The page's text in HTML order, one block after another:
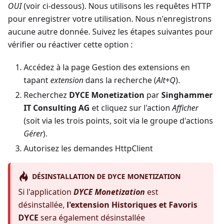
OUI(voir ci-dessous). Nous utilisons les requêtes HTTP
pour enregistrer votre utilisation. Nous n'enregistrons
aucune autre donnée. Suivez les étapes suivantes pour
vérifier ou réactiver cette option :
Accédez à la page Gestion des extensions en
tapantextensiondans la recherche (Alt+Q).
Recherchez DYCE Monetization parSinghammer
IT Consulting AG et cliquez sur l'actionAfficher
(soit via les trois points, soit via le groupe d'actions
Gérer).
Autorisez les demandes HttpClient
DÉSINSTALLATION DE DYCE MONETIZATION
Si l'application DYCE Monetization est
désinstallée, l'extension Historiques et Favoris
DYCE sera également désinstallée